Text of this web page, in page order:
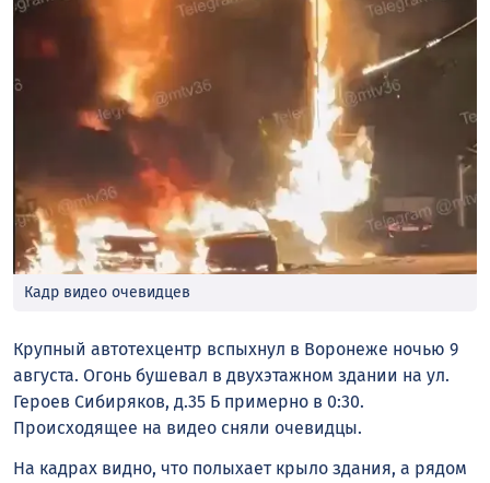
Кадр видео очевидцев
Крупный автотехцентр вспыхнул в Воронеже ночью 9
августа. Огонь бушевал в двухэтажном здании на ул.
Героев Сибиряков, д.35 Б примерно в 0:30.
Происходящее на видео сняли очевидцы.
На кадрах видно, что полыхает крыло здания, а рядом